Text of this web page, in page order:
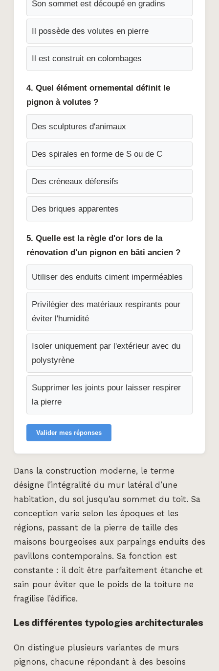
Son sommet est découpé en gradins
Il possède des volutes en pierre
Il est construit en colombages
4. Quel élément ornemental définit le
pignon à volutes ?
Des sculptures d'animaux
Des spirales en forme de S ou de C
Des créneaux défensifs
Des briques apparentes
5. Quelle est la règle d'or lors de la
rénovation d'un pignon en bâti ancien ?
Utiliser des enduits ciment imperméables
Privilégier des matériaux respirants pour
éviter l'humidité
Isoler uniquement par l'extérieur avec du
polystyrène
Supprimer les joints pour laisser respirer
la pierre
Valider mes réponses
Dans la construction moderne, le terme
désigne l’intégralité du mur latéral d’une
habitation, du sol jusqu’au sommet du toit. Sa
conception varie selon les époques et les
régions, passant de la pierre de taille des
maisons bourgeoises aux parpaings enduits des
pavillons contemporains. Sa fonction est
constante : il doit être parfaitement étanche et
sain pour éviter que le poids de la toiture ne
fragilise l’édifice.
Les différentes typologies architecturales
On distingue plusieurs variantes de murs
pignons, chacune répondant à des besoins